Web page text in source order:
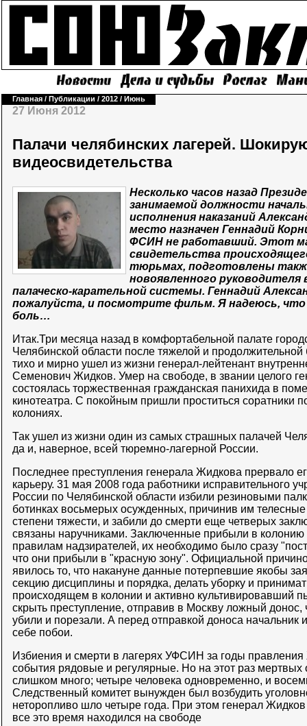
Главная / Публикации / 2012 / Июнь
27 Июня 2012
Палачи челябинских лагерей.
видеосвидетельства
Несколько часов назад
занимаемой должности
исполнения наказаний
место назначен Геннадий
ФСИН не работавший. Этот
свидетельства
тюрьмах, подготовлены
новоявленного
палаческо-карательной системы. Геннадий
пожалуйста, и посмотрите фильм. Я надеюсь,
боль…
Итак.Три месяца назад в комфортабельной палате
Челябинской области после тяжелой и
тихо и мирно ушел из жизни генерал-лейтенант
Семенович Жидков. Умер на свободе, в звании целого
состоялась торжественная гражданская панихида в
кинотеатра. С покойным пришли проститься соратники
колониях.
Так ушел из жизни один из самых страшных палачей
да и, наверное, всей тюремно-лагерной России.
Последнее преступления генерала Жидкова прервало
карьеру. 31 мая 2008 года работники
России по Челябинской области избили резиновыми
ботинках восьмерых осужденных, причинив им
степени тяжести, и забили до смерти еще четверых
связаны наручниками. Заключенные прибыли в
правилам надзирателей, их необходимо было сразу
что они прибыли в "красную зону". Официальной
явилось то, что накануне данные потерпевшие якобы
секцию дисциплины и порядка, делать уборку и
происходящем в колонии и активно культивировавший
скрыть преступление, отправив в Москву ложный
убили и порезали. А перед отправкой доноса начальник
себе побои.
Избиения и смерти в лагерях УФСИН за годы
события рядовые и регулярные. Но на этот раз мертвых
слишком много; четыре человека одновременно, и
Следственный комитет вынужден был возбудить
неторопливо шло четыре года. При этом генерал
все это время находился на свободе